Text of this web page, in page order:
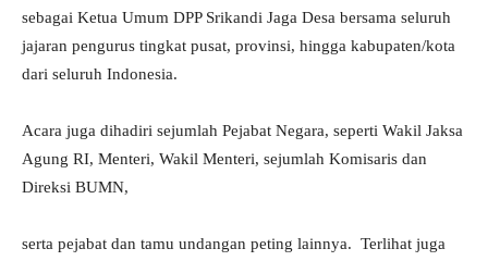
sebagai Ketua Umum DPP Srikandi Jaga Desa bersama seluruh
jajaran pengurus tingkat pusat, provinsi, hingga kabupaten/kota
dari seluruh Indonesia.
Acara juga dihadiri sejumlah Pejabat Negara, seperti Wakil Jaksa
Agung RI, Menteri, Wakil Menteri, sejumlah Komisaris dan
Direksi BUMN,
serta pejabat dan tamu undangan peting lainnya. Terlihat juga